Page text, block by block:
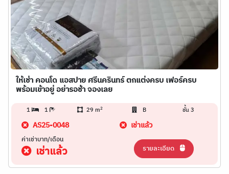
ให้เช่า คอนโด แอสปาย ศรีนครินทร์ ตกแต่งครบ เฟอร์ครบ
พร้อมเข้าอยู่ อย่ารอช้า จองเลย
1 1 29 m2 B ชั้น 3
AS25-0048 เช่าแล้ว
ค่าเช่าบาท/เดือน
เช่าแล้ว รายละเอียด